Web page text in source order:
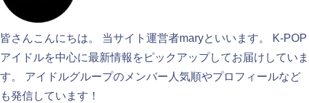
皆さんこんにちは。 当サイト運営者maryといいます。 K-POP
アイドルを中心に最新情報をピックアップしてお届けしていま
す。 アイドルグループのメンバー人気順やプロフィールなど
も発信しています！